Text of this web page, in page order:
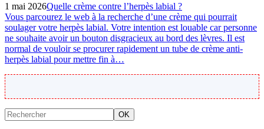
1 mai 2026Quelle crème contre l’herpès labial ?
Vous parcourez le web à la recherche d’une crème qui pourrait
soulager votre herpès labial. Votre intention est louable car personne
ne souhaite avoir un bouton disgracieux au bord des lèvres. Il est
normal de vouloir se procurer rapidement un tube de crème anti-
herpès labial pour mettre fin à…
OK